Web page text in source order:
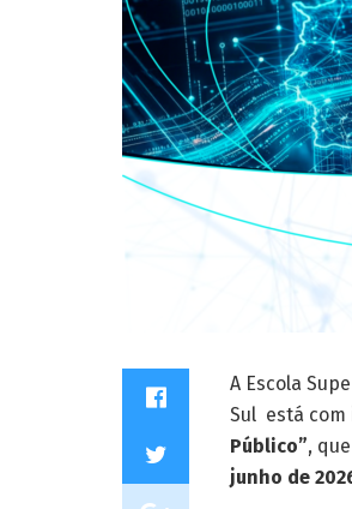
A Escola
Sul está
Público”,
junho de